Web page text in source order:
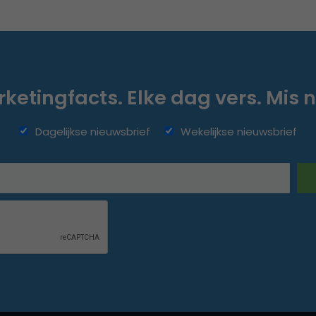
Elke dag vers. Mis
Dagelijkse nieuwsbrief Wekelijkse nieuwsbrief